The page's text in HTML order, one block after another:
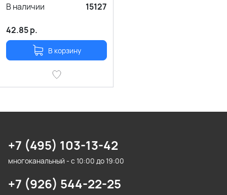
В наличии
15127
42.85р.
В корзину
+7 (495) 103-13-42
многоканальный - с 10:00 до 19:00
+7 (926) 544-22-25